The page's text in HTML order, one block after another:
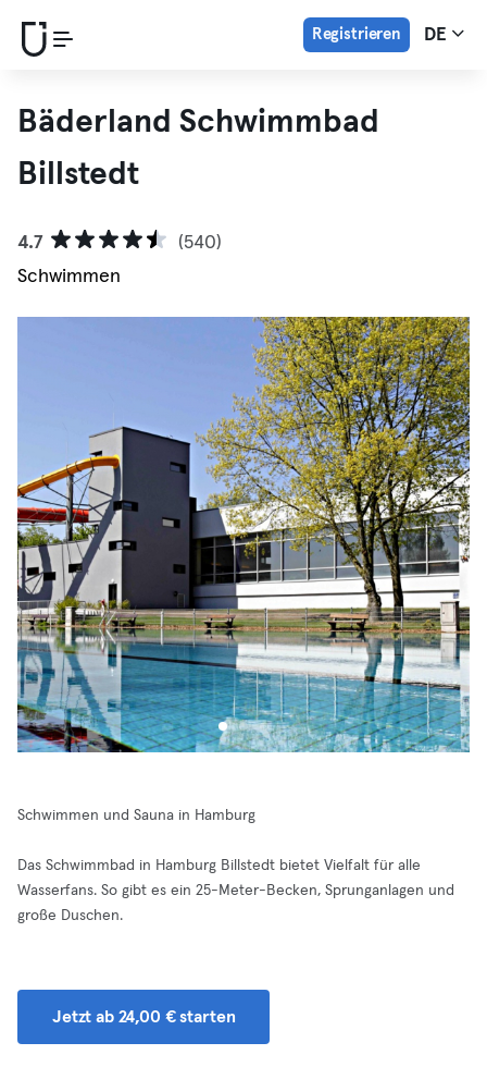
Registrieren DE
Bäderland Schwimmbad
Billstedt
4.7
(540)
Schwimmen
Schwimmen und Sauna in Hamburg
Das Schwimmbad in Hamburg Billstedt bietet Vielfalt für alle
Wasserfans. So gibt es ein 25-Meter-Becken, Sprunganlagen und
große Duschen.
Jetzt ab 24,00 € starten